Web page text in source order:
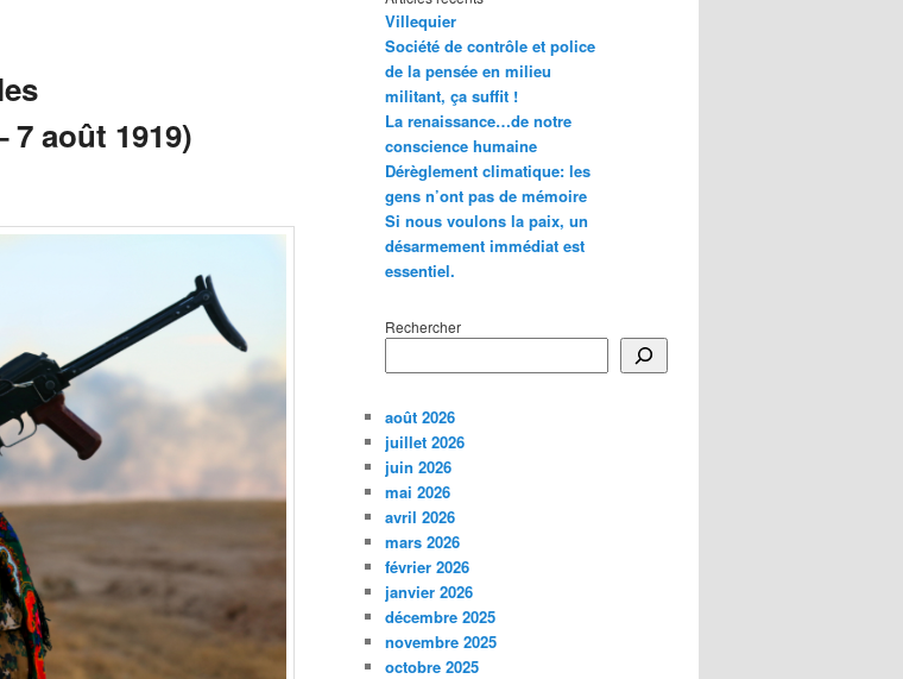
7 août 1919)
Villequier
Société de contrôle et police
de la pensée en milieu
militant, ça suffit !
La renaissance…de notre
conscience humaine
Dérèglement climatique: les
gens n’ont pas de mémoire
Si nous voulons la paix, un
désarmement immédiat est
essentiel.
Rechercher
août 2026
juillet 2026
juin 2026
mai 2026
avril 2026
mars 2026
février 2026
janvier 2026
décembre 2025
novembre 2025
octobre 2025